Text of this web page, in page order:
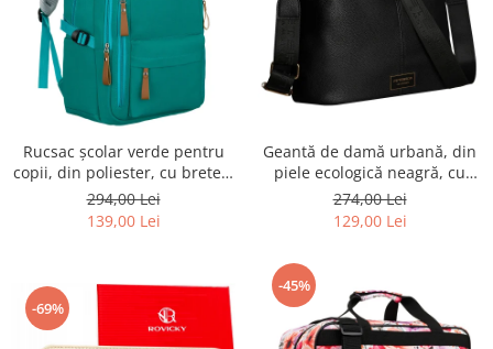
Rucsac școlar verde pentru
copii, din poliester, cu bretele
reglabile - Peterson PTR-PTN
BHX-01-9259 Gree
294,00 Lei
139,00 Lei
Geantă de damă urbană, din
piele ecologică neagră, cu
curea reglabilă - Peterson
PTR-PTN JK6-06-6642
274,00 Lei
129,00 Lei
-69%
-45%